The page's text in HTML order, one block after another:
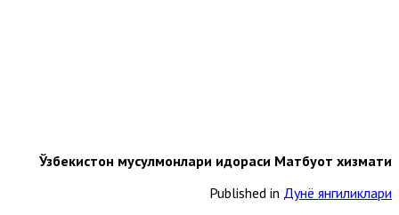
Ўзбекистон мусулмонлари идораси Матбуот хизмати
Published in Дунё янгиликлари